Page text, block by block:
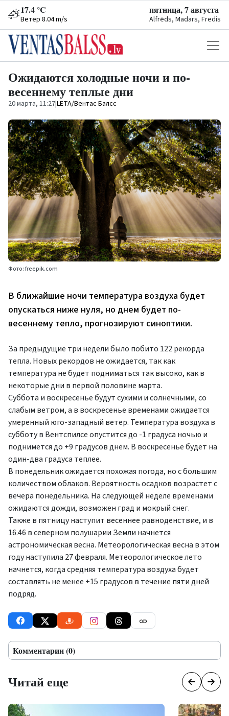
17.4 °C
Ветер 8.04 m/s
пятница, 7 августа
Alfrēds, Madars, Fredis
Ожидаются холодные ночи и по-
весеннему теплые дни
20 марта, 11:27|LETA/Вентас Балсс
Фото: freepik.com
В ближайшие ночи температура воздуха будет
опускаться ниже нуля, но днем будет по-
весеннему тепло, прогнозируют синоптики.
За предыдущие три недели было побито 122 рекорда
тепла. Новых рекордов не ожидается, так как
температура не будет подниматься так высоко, как в
некоторые дни в первой половине марта.
Суббота и воскресенье будут сухими и солнечными, со
слабым ветром, а в воскресенье временами ожидается
умеренный юго-западный ветер. Температура воздуха в
субботу в Вентспилсе опустится до -1 градуса ночью и
поднимется до +9 градусов днем. В воскресенье будет на
один-два градуса теплее.
В понедельник ожидается похожая погода, но с большим
количеством облаков. Вероятность осадков возрастет с
вечера понедельника. На следующей неделе временами
ожидаются дожди, возможен град и мокрый снег.
Также в пятницу наступит весеннее равноденствие, и в
16.46 в северном полушарии Земли начнется
астрономическая весна. Метеорологическая весна в этом
году наступила 27 февраля. Метеорологическое лето
начнется, когда средняя температура воздуха будет
составлять не менее +15 градусов в течение пяти дней
подряд.
Комментарии (0)
Читай еще